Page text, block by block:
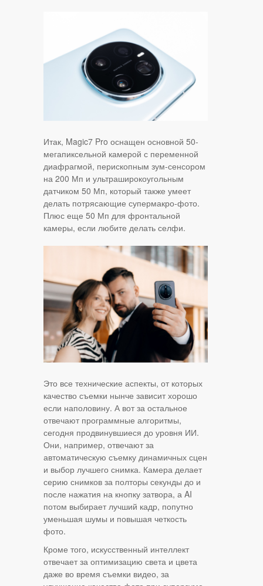
Итак, Magic7 Pro оснащен основной 50-
мегапиксельной камерой с переменной
диафрагмой, перископным зум-сенсором
на 200 Мп и ультраширокоугольным
датчиком 50 Мп, который также умеет
делать потрясающие супермакро-фото.
Плюс еще 50 Мп для фронтальной
камеры, если любите делать селфи.
Это все технические аспекты, от которых
качество съемки нынче зависит хорошо
если наполовину. А вот за остальное
отвечают программные алгоритмы,
сегодня продвинувшиеся до уровня ИИ.
Они, например, отвечают за
автоматическую съемку динамичных сцен
и выбор лучшего снимка. Камера делает
серию снимков за полторы секунды до и
после нажатия на кнопку затвора, а AI
потом выбирает лучший кадр, попутно
уменьшая шумы и повышая четкость
фото.
Кроме того, искусственный интеллект
отвечает за оптимизацию света и цвета
даже во время съемки видео, за